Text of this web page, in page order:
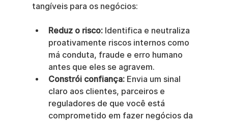
tangíveis para os negócios:
Reduz o risco: Identifica e neutraliza
proativamente riscos internos como
má conduta, fraude e erro humano
antes que eles se agravem.
Constrói confiança: Envia um sinal
claro aos clientes, parceiros e
reguladores de que você está
comprometido em fazer negócios da